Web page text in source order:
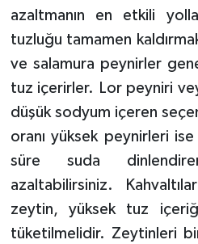
azaltmanın en etkili
tuzluğu tamamen
ve salamura peynirler
tuz içerirler. Lor peyniri
düşük sodyum içeren
oranı yüksek peynirleri
süre suda
azaltabilirsiniz.
zeytin, yüksek tuz
tüketilmelidir. Zeytinleri